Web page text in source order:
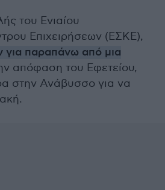
του Ενιαίου
Επιχειρήσεων (ΕΣΚΕ),
για παραπάνω από μια
απόφαση του Εφετείου,
στην Ανάβυσσο για να